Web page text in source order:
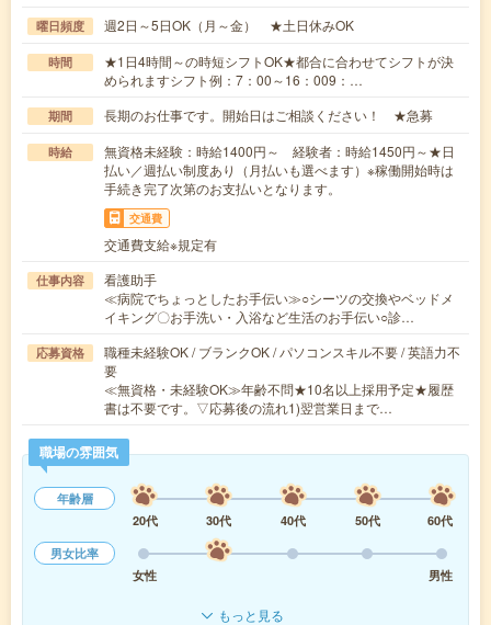
曜日頻度 週2日～5日OK（月～金） ★土日休みOK
時間
★1日4時間～の時短シフトOK★都合に合わせてシフトが決
められますシフト例：7：00～16：009：…
期間 長期のお仕事です。開始日はご相談ください！ ★急募
時給
無資格未経験：時給1400円～ 経験者：時給1450円～★日
払い／週払い制度あり（月払いも選べます）※稼働開始時は
手続き完了次第のお支払いとなります。
交通費
交通費支給※規定有
仕事内容
看護助手
≪病院でちょっとしたお手伝い≫○シーツの交換やベッドメ
イキング〇お手洗い・入浴など生活のお手伝い○診…
応募資格
職種未経験OK / ブランクOK / パソコンスキル不要 / 英語力不
要
≪無資格・未経験OK≫年齢不問★10名以上採用予定★履歴
書は不要です。▽応募後の流れ1)翌営業日まで…
職場の雰囲気
年齢層
20代
30代 40代 50代
60代
男女比率
女性
男性
もっと見る